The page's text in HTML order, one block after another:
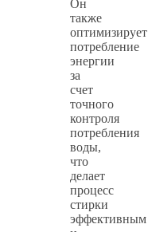
Он
также
оптимизирует
потребление
энергии
за
счет
точного
контроля
потребления
воды,
что
делает
процесс
стирки
эффективным